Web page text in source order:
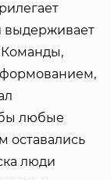
выдерживает
любые
оставались
люди